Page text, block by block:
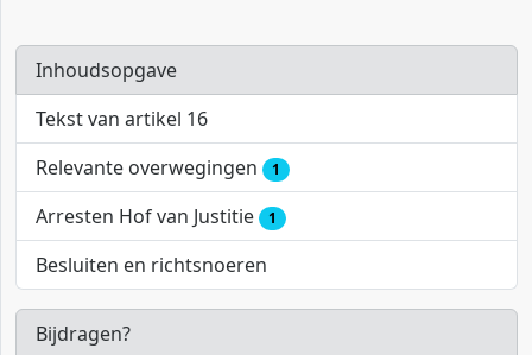
Inhoudsopgave
Tekst van artikel 16
Relevante overwegingen
1
Arresten Hof van Justitie 1
Besluiten en richtsnoeren
Bijdragen?